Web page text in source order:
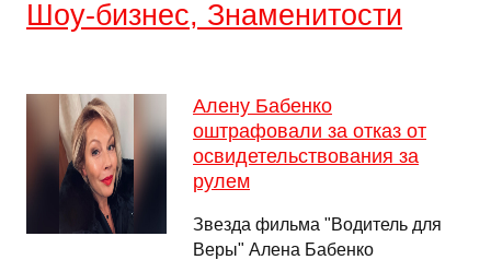
Шоу-бизнес, Знаменитости
Алену Бабенко
оштрафовали за отказ от
освидетельствования за
рулем
Звезда фильма "Водитель для
Веры" Алена Бабенко